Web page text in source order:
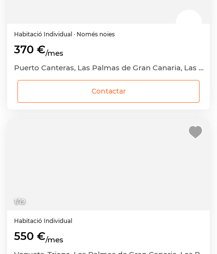
Habitació Individual · Només noies
370 €/mes
Puerto Canteras, Las Palmas de Gran Canaria, Las Palmas
Contactar
1/19
Habitació Individual
550 €/mes